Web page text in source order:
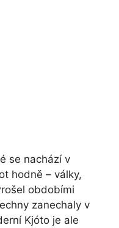
se nachází v
hodně – války,
obdobími
zanechaly v
Kjóto je ale